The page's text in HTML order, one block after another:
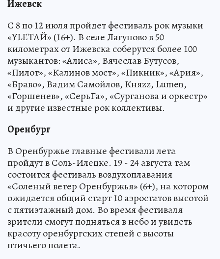
Ижевск
С 8 по 12 июля пройдет фестиваль рок музыки
«YLETAЙ» (16+). В селе Лагуново в 50
километрах от Ижевска соберутся более 100
музыкантов: «Алиса», Вячеслав Бутусов,
«Пилот», «Калинов мост», «Пикник», «Ария»,
«Браво», Вадим Самойлов, Княzz, Lumen,
«Горшенев», «СерьГа», «Сурганова и оркестр»
и другие известные рок коллективы.
Оренбург
В Оренбуржье главные фестивали лета
пройдут в Соль-Илецке. 19 - 24 августа там
состоится фестиваль воздухоплавания
«Соленый ветер Оренбуржья» (6+), на котором
ожидается общий старт 10 аэростатов высотой
с пятиэтажный дом. Во время фестиваля
зрители смогут подняться в небо и увидеть
красоту оренбургских степей с высоты
птичьего полета.